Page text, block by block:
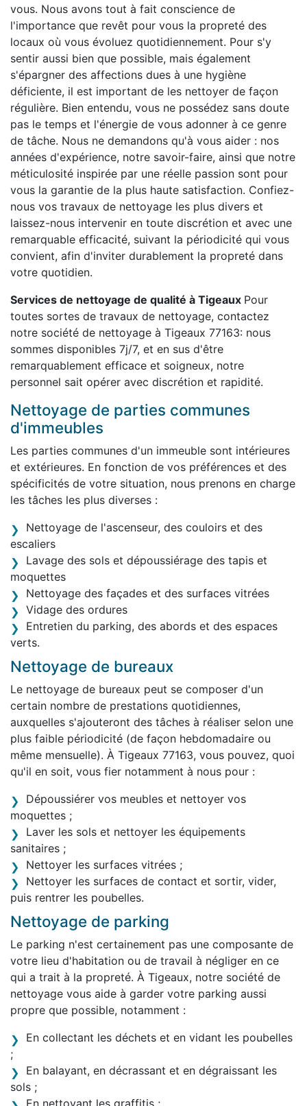
vous. Nous avons tout à fait conscience de
l'importance que revêt pour vous la propreté des
locaux où vous évoluez quotidiennement. Pour s'y
sentir aussi bien que possible, mais également
s'épargner des affections dues à une hygiène
déficiente, il est important de les nettoyer de façon
régulière. Bien entendu, vous ne possédez sans doute
pas le temps et l'énergie de vous adonner à ce genre
de tâche. Nous ne demandons qu'à vous aider : nos
années d'expérience, notre savoir-faire, ainsi que notre
méticulosité inspirée par une réelle passion sont pour
vous la garantie de la plus haute satisfaction. Confiez-
nous vos travaux de nettoyage les plus divers et
laissez-nous intervenir en toute discrétion et avec une
remarquable efficacité, suivant la périodicité qui vous
convient, afin d'inviter durablement la propreté dans
votre quotidien.
Services de nettoyage de qualité à Tigeaux Pour
toutes sortes de travaux de nettoyage, contactez
notre société de nettoyage à Tigeaux 77163: nous
sommes disponibles 7j/7, et en sus d'être
remarquablement efficace et soigneux, notre
personnel sait opérer avec discrétion et rapidité.
Nettoyage de parties communes
d'immeubles
Les parties communes d'un immeuble sont intérieures
et extérieures. En fonction de vos préférences et des
spécificités de votre situation, nous prenons en charge
les tâches les plus diverses :
Nettoyage de l'ascenseur, des couloirs et des
escaliers
Lavage des sols et dépoussiérage des tapis et
moquettes
Nettoyage des façades et des surfaces vitrées
Vidage des ordures
Entretien du parking, des abords et des espaces
verts.
Nettoyage de bureaux
Le nettoyage de bureaux peut se composer d'un
certain nombre de prestations quotidiennes,
auxquelles s'ajouteront des tâches à réaliser selon une
plus faible périodicité (de façon hebdomadaire ou
même mensuelle). À Tigeaux 77163, vous pouvez, quoi
qu'il en soit, vous fier notamment à nous pour :
Dépoussiérer vos meubles et nettoyer vos
moquettes ;
Laver les sols et nettoyer les équipements
sanitaires ;
Nettoyer les surfaces vitrées ;
Nettoyer les surfaces de contact et sortir, vider,
puis rentrer les poubelles.
Nettoyage de parking
Le parking n'est certainement pas une composante de
votre lieu d'habitation ou de travail à négliger en ce
qui a trait à la propreté. À Tigeaux, notre société de
nettoyage vous aide à garder votre parking aussi
propre que possible, notamment :
En collectant les déchets et en vidant les poubelles
;
En balayant, en décrassant et en dégraissant les
sols ;
En nettoyant les graffitis ;